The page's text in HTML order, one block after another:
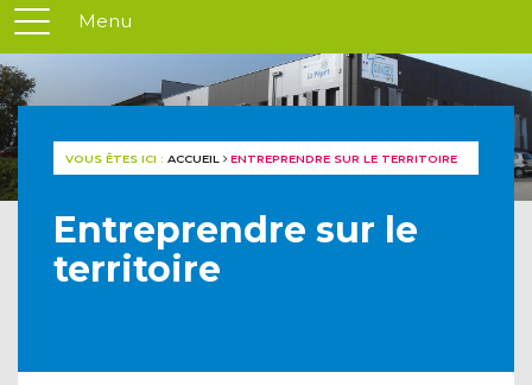
Menu
VOUS ÊTES ICI : ACCUEIL ENTREPRENDRE SUR LE TERRITOIRE
Entreprendre sur le
territoire